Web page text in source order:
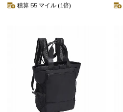
積算 55 マイル (1倍)